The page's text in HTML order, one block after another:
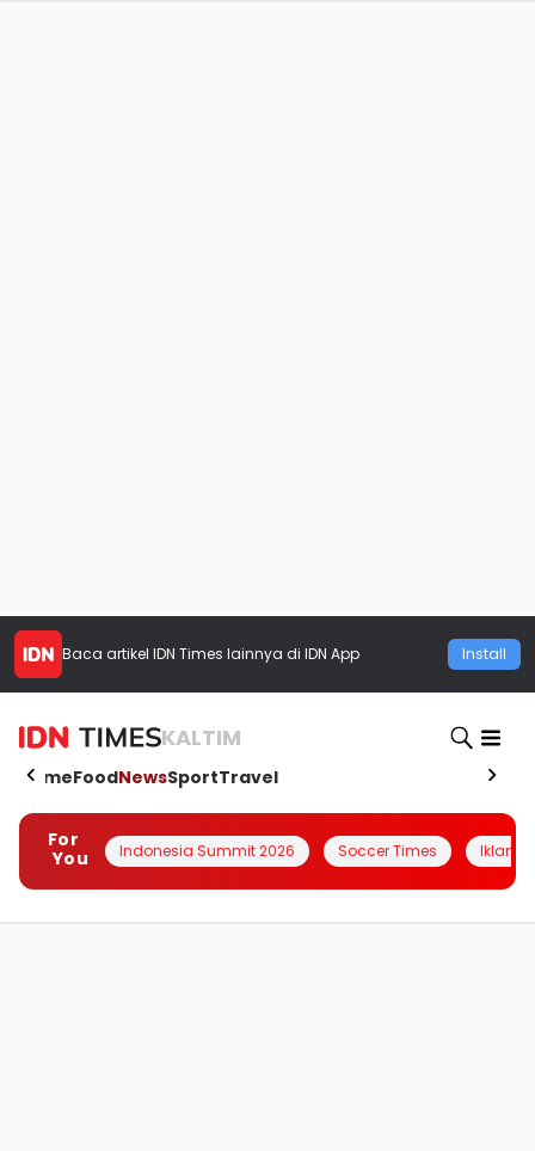
Baca artikel IDN Times lainnya di IDN App Install
KALTIM
HomeFoodNewsSportTravel
For
You
Indonesia Summit 2026 Soccer Times Iklanin